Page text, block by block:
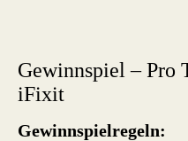
Gewinnspiel – Pro
iFixit
Gewinnspielregeln: